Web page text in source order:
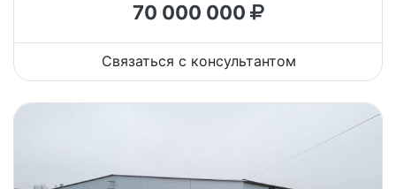
70 000 000
Связаться с консультантом